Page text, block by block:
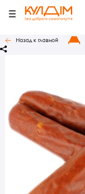
Назад к главной